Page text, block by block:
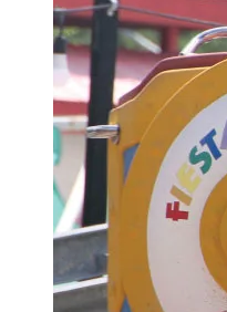
TARJETAS DE
COMPRA
TARJETA
ENGLISH